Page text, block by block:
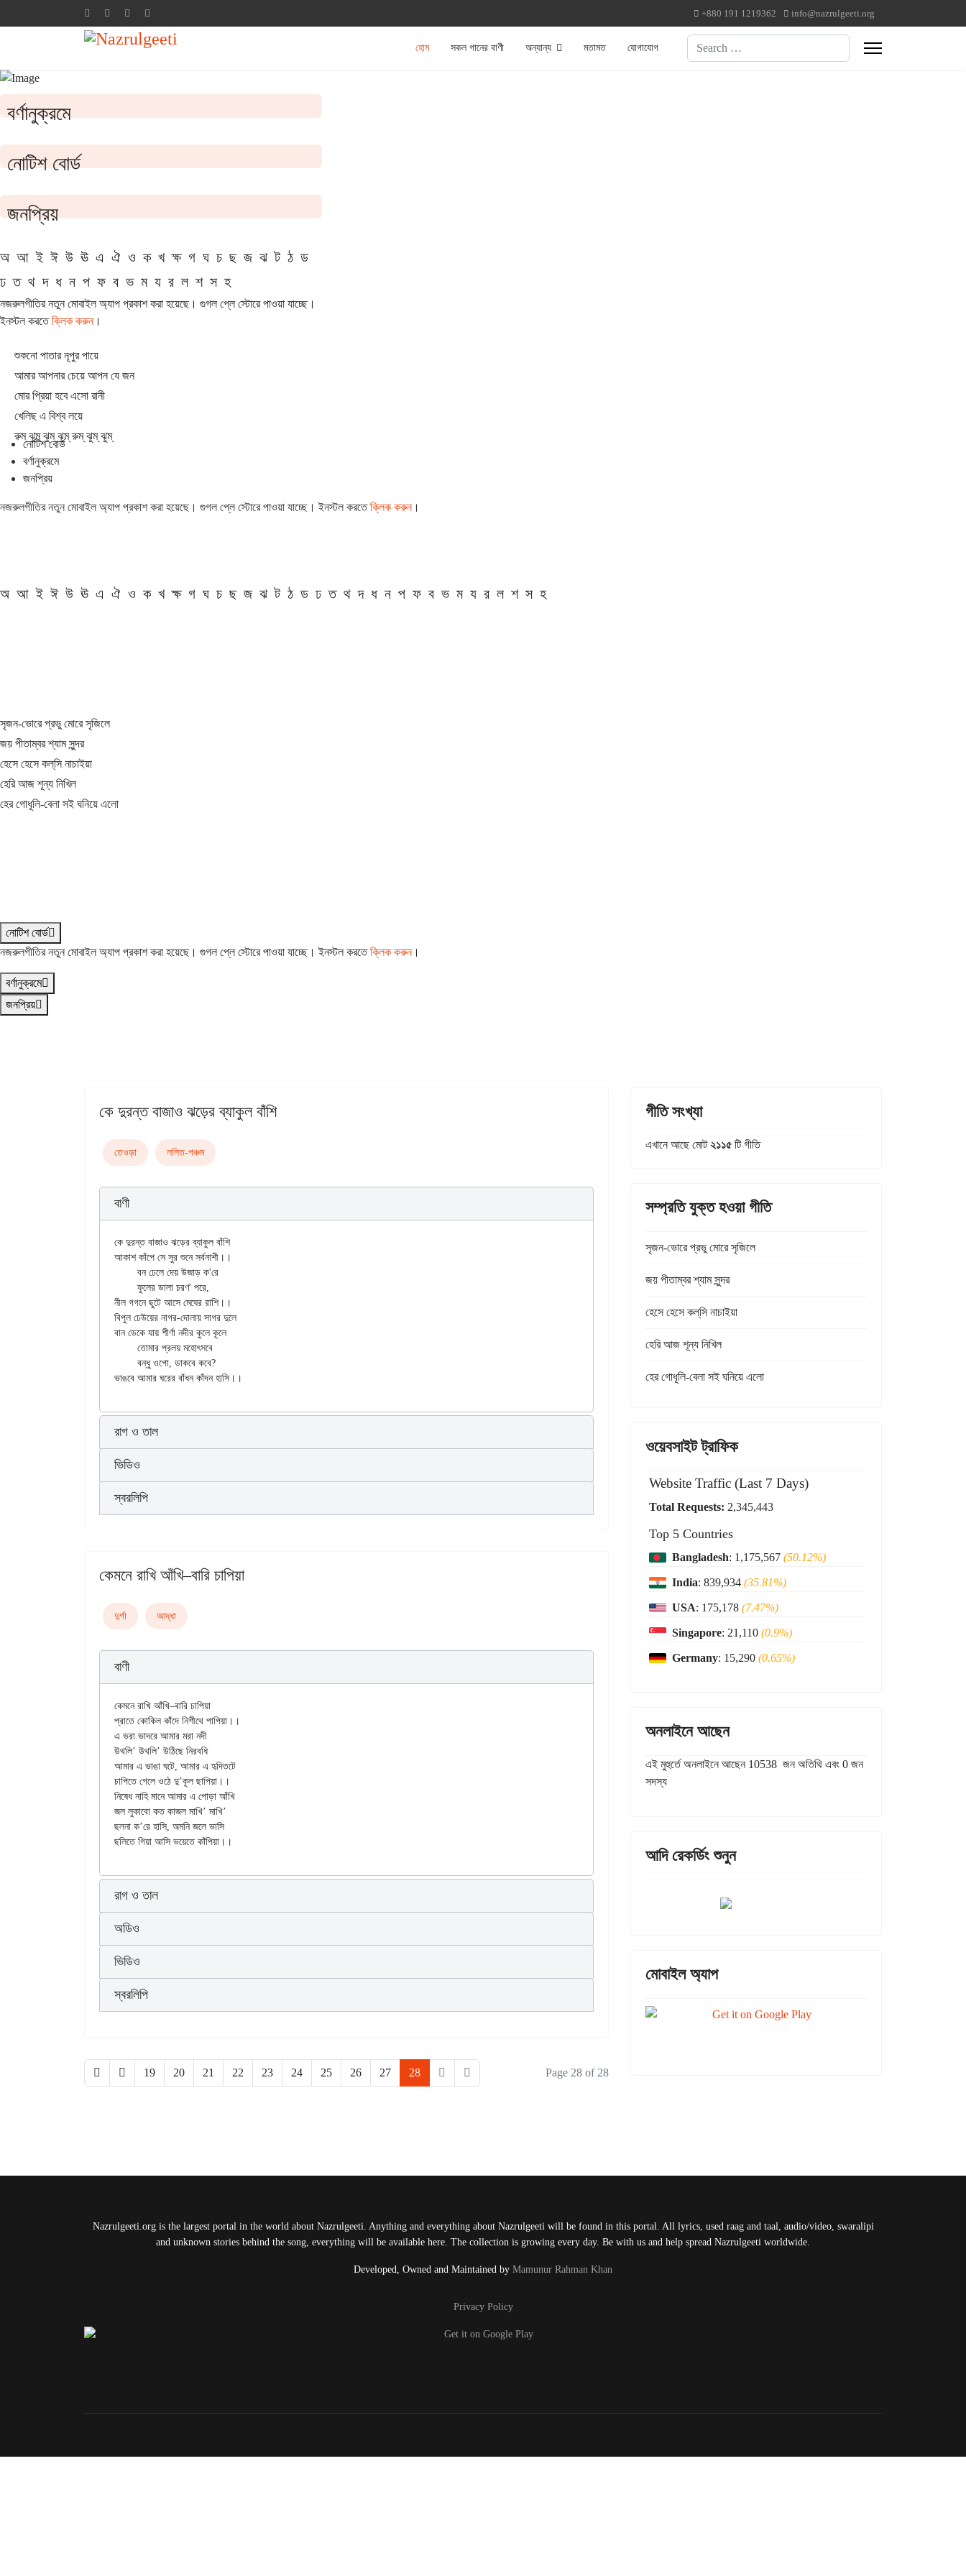
+880 191 1219362 info@nazrulgeeti.org
হোম সকল গানের বাণী অন্যান্য মতামত যোগাযোগ Search
বর্ণানুক্রমে
নোটিশ বোর্ড
জনপ্রিয়
অ আ ই ঈ উ ঊ এ ঐ ও ক খ ক্ষ গ ঘ চ ছ জ ঝ ট ঠ ড
ঢ ত থ দ ধ ন প ফ ব ভ ম য র ল শ স হ
নজরুলগীতির নতুন মোবাইল অ্যাপ প্রকাশ করা হয়েছে। গুগল প্লে স্টোরে পাওয়া যাচ্ছে।
ইনস্টল করতেক্লিক করুন।
শুকনো পাতার নূপুর পায়ে
আমার আপনার চেয়ে আপন যে জন
মোর প্রিয়া হবে এসো রানী
খেলিছ এ বিশ্ব লয়ে
রুম্ ঝুম্ ঝুম্ ঝুম্ রুম্ ঝুম্ ঝুম্
নোটিশ বোর্ড
বর্ণানুক্রমে
জনপ্রিয়
নজরুলগীতির নতুন মোবাইল অ্যাপ প্রকাশ করা হয়েছে। গুগল প্লে স্টোরে পাওয়া যাচ্ছে। ইনস্টল করতেক্লিক করুন।
অ আ ই ঈ উ ঊ এ ঐ ও ক খ ক্ষ গ ঘ চ ছ জ ঝ ট ঠ ড ঢ ত থ দ ধ ন প ফ ব ভ ম য র ল শ স হ
সৃজন-ভোরে প্রভু মোরে সৃজিলে
জয় পীতাম্বর শ্যাম সুন্দর
হেসে হেসে কল্‌সি নাচাইয়া
হেরি আজ শূন্য নিখিল
হের গোধূলি-বেলা সই ঘনিয়ে এলো
নোটিশ বোর্ড
নজরুলগীতির নতুন মোবাইল অ্যাপ প্রকাশ করা হয়েছে। গুগল প্লে স্টোরে পাওয়া যাচ্ছে। ইনস্টল করতেক্লিক করুন।
বর্ণানুক্রমে
জনপ্রিয়
কে দুরন্ত বাজাও ঝড়ের ব্যাকুল বাঁশি
তেওড়া ললিত-পঞ্চম
বাণী
কে দুরন্ত বাজাও ঝড়ের ব্যাকুল বাঁশি
আকাশ কাঁপে সে সুর শুনে সর্বনাশী।।
নীল গগনে ছুটে আসে মেঘের রাশি।।
বিপুল ঢেউয়ের নাগর-দোলায় সাগর দুলে
বান ডেকে যায় শীর্ণা নদীর কুলে কূলে
রাগ ও তাল
ভিডিও
স্বরলিপি
কেমনে রাখি আঁখি–বারি চাপিয়া
দুর্গা আদ্ধা
বাণী
কেমনে রাখি আঁখি–বারি চাপিয়া
প্রাতে কোকিল কাঁদে নিশীথে পাপিয়া।।
এ ভরা ভাদরে আমার মরা নদী
উথলি’ উথলি’ উঠিছে নিরবধি
আমার এ ভাঙা ঘটে, আমার এ হৃদিতটে
চাপিতে গেলে ওঠে দু’কূল ছাপিয়া।।
নিষেধ নাহি মানে আমার এ পোড়া আঁখি
জল লুকাবো কত কাজল মাখি’ মাখি’
ছলনা ক’রে হাসি, অমনি জলে ভাসি
রাগ ও তাল
অডিও
ভিডিও
স্বরলিপি
19 20 21 22 23 24 25 26 27 28 Page 28 of 28
গীতি সংখ্যা
এখানে আছে মোট২১১৫ টি গীতি
সম্প্রতি যুক্ত হওয়া গীতি
সৃজন-ভোরে প্রভু মোরে সৃজিলে
জয় পীতাম্বর শ্যাম সুন্দর
হেসে হেসে কল্‌সি নাচাইয়া
হেরি আজ শূন্য নিখিল
হের গোধূলি-বেলা সই ঘনিয়ে এলো
ওয়েবসাইট ট্রাফিক
Website Traffic (Last 7 Days)
Total Requests: 2,345,443
Top 5 Countries
Bangladesh: 1,175,567 (50.12%)
India: 839,934 (35.81%)
USA: 175,178 (7.47%)
Singapore: 21,110 (0.9%)
Germany: 15,290 (0.65%)
অনলাইনে আছেন
এই মুহুর্তে অনলাইনে আছেন 10538 জন অতিথি এবং 0 জন
সদস্য
আদি রেকর্ডিং শুনুন
মোবাইল অ্যাপ
Nazrulgeeti.org is the largest portal in the world about Nazrulgeeti. Anything and everything about Nazrulgeeti will be found in this portal. All lyrics, used raag and taal, audio/video, swaralipi
and unknown stories behind the song, everything will be available here. The collection is growing every day. Be with us and help spread Nazrulgeeti worldwide.
Developed, Owned and Maintained by Mamunur Rahman Khan
Privacy Policy